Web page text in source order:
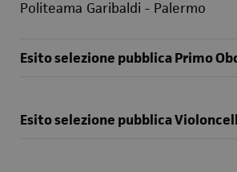
Politeama Garibaldi - Palermo
Esito selezione pubblica Primo
Esito selezione pubblica